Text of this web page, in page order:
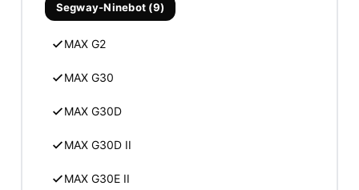
Segway-Ninebot (9)
MAX G2
MAX G30
MAX G30D
MAX G30D II
MAX G30E II